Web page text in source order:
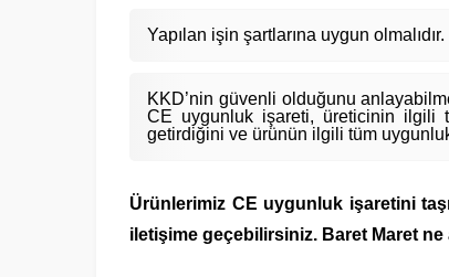
Yapılan işin şartlarına uygun olmalıdır.
KKD’nin güvenli olduğunu
CE uygunluk işareti, üreticinin ilgili
getirdiğini ve ürünün ilgili tüm
Ürünlerimiz CE uygunluk işaretini
iletişime geçebilirsiniz. Baret Maret